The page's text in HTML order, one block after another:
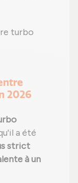
turbo
2026
a été
strict
à un